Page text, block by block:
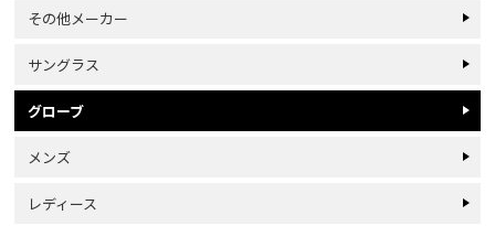
その他メーカー
サングラス
グローブ
メンズ
レディース